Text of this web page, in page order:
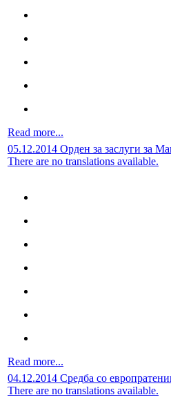
Read more...
05.12.2014 Орден за заслуги за
There are no translations available.
Read more...
04.12.2014 Средба со
There are no translations available.